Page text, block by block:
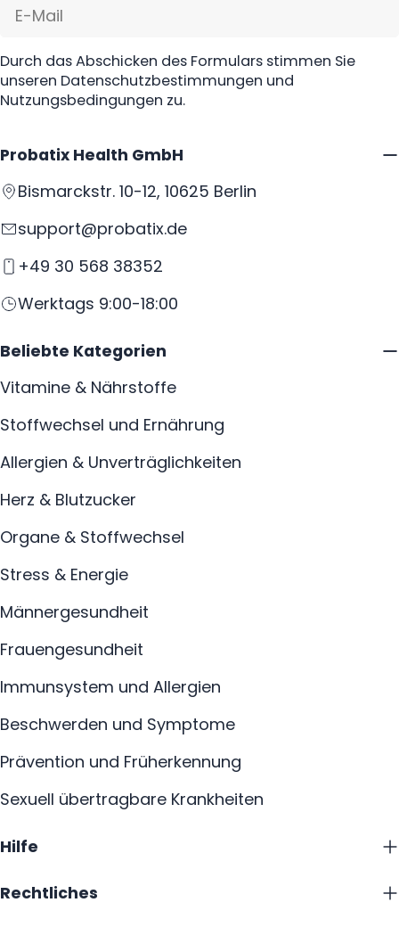
Probatix Health GmbH
Bismarckstr. 10-12, 10625 Berlin
support@probatix.de
+49 30 568 38352
Werktags 9:00-18:00
Beliebte Kategorien
Vitamine & Nährstoffe
Stoffwechsel und Ernährung
Allergien & Unverträglichkeiten
Herz & Blutzucker
Organe & Stoffwechsel
Stress & Energie
Männergesundheit
Frauengesundheit
Immunsystem und Allergien
Beschwerden und Symptome
Prävention und Früherkennung
Sexuell übertragbare Krankheiten
Hilfe
Durch das Abschicken des Formulars stimmen Sie
unseren Datenschutzbestimmungen und
Nutzungsbedingungen zu.
Rechtliches